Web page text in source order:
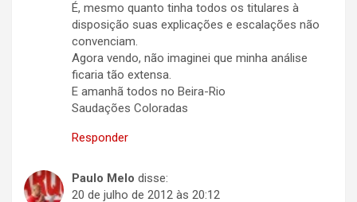
É, mesmo quanto tinha todos os titulares à
disposição suas explicações e escalações não
convenciam.
Agora vendo, não imaginei que minha análise
ficaria tão extensa.
E amanhã todos no Beira-Rio
Saudações Coloradas
Responder
Paulo Melo disse:
20 de julho de 2012 às 20:12